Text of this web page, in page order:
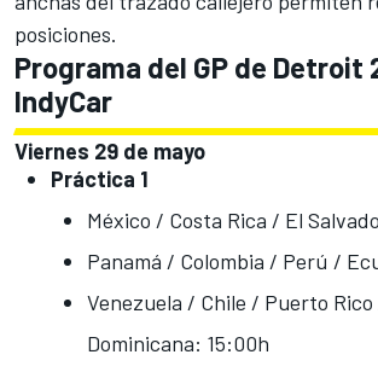
posiciones.
Programa del GP de Detroit
IndyCar
Viernes 29 de mayo
Práctica 1
México / Costa Rica / El
Panamá / Colombia / Perú /
Venezuela / Chile / Puerto
Dominicana: 15:00h